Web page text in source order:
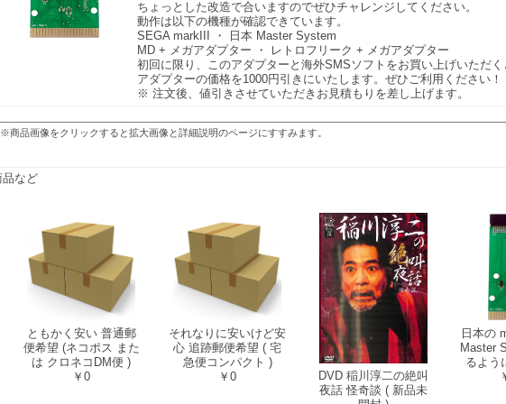
ちょっとした改造で合いますのでぜひチャレンジしてください。
動作は以下の機種が確認できています。
SEGA markIII ・ 日本 Master System
MD + メガアダプター ・ レトロフリーク + メガアダプター
初回に限り、このアダプターと海外SMSソフトをお買い上げいただく
アダプターの価格を1000円引きにいたします。ぜひご利用ください！
※ 注文後、値引きさせていただきお見積もりを差し上げます。
※商品画像をクリックすると拡大画像と詳細説明のページにすすみます。